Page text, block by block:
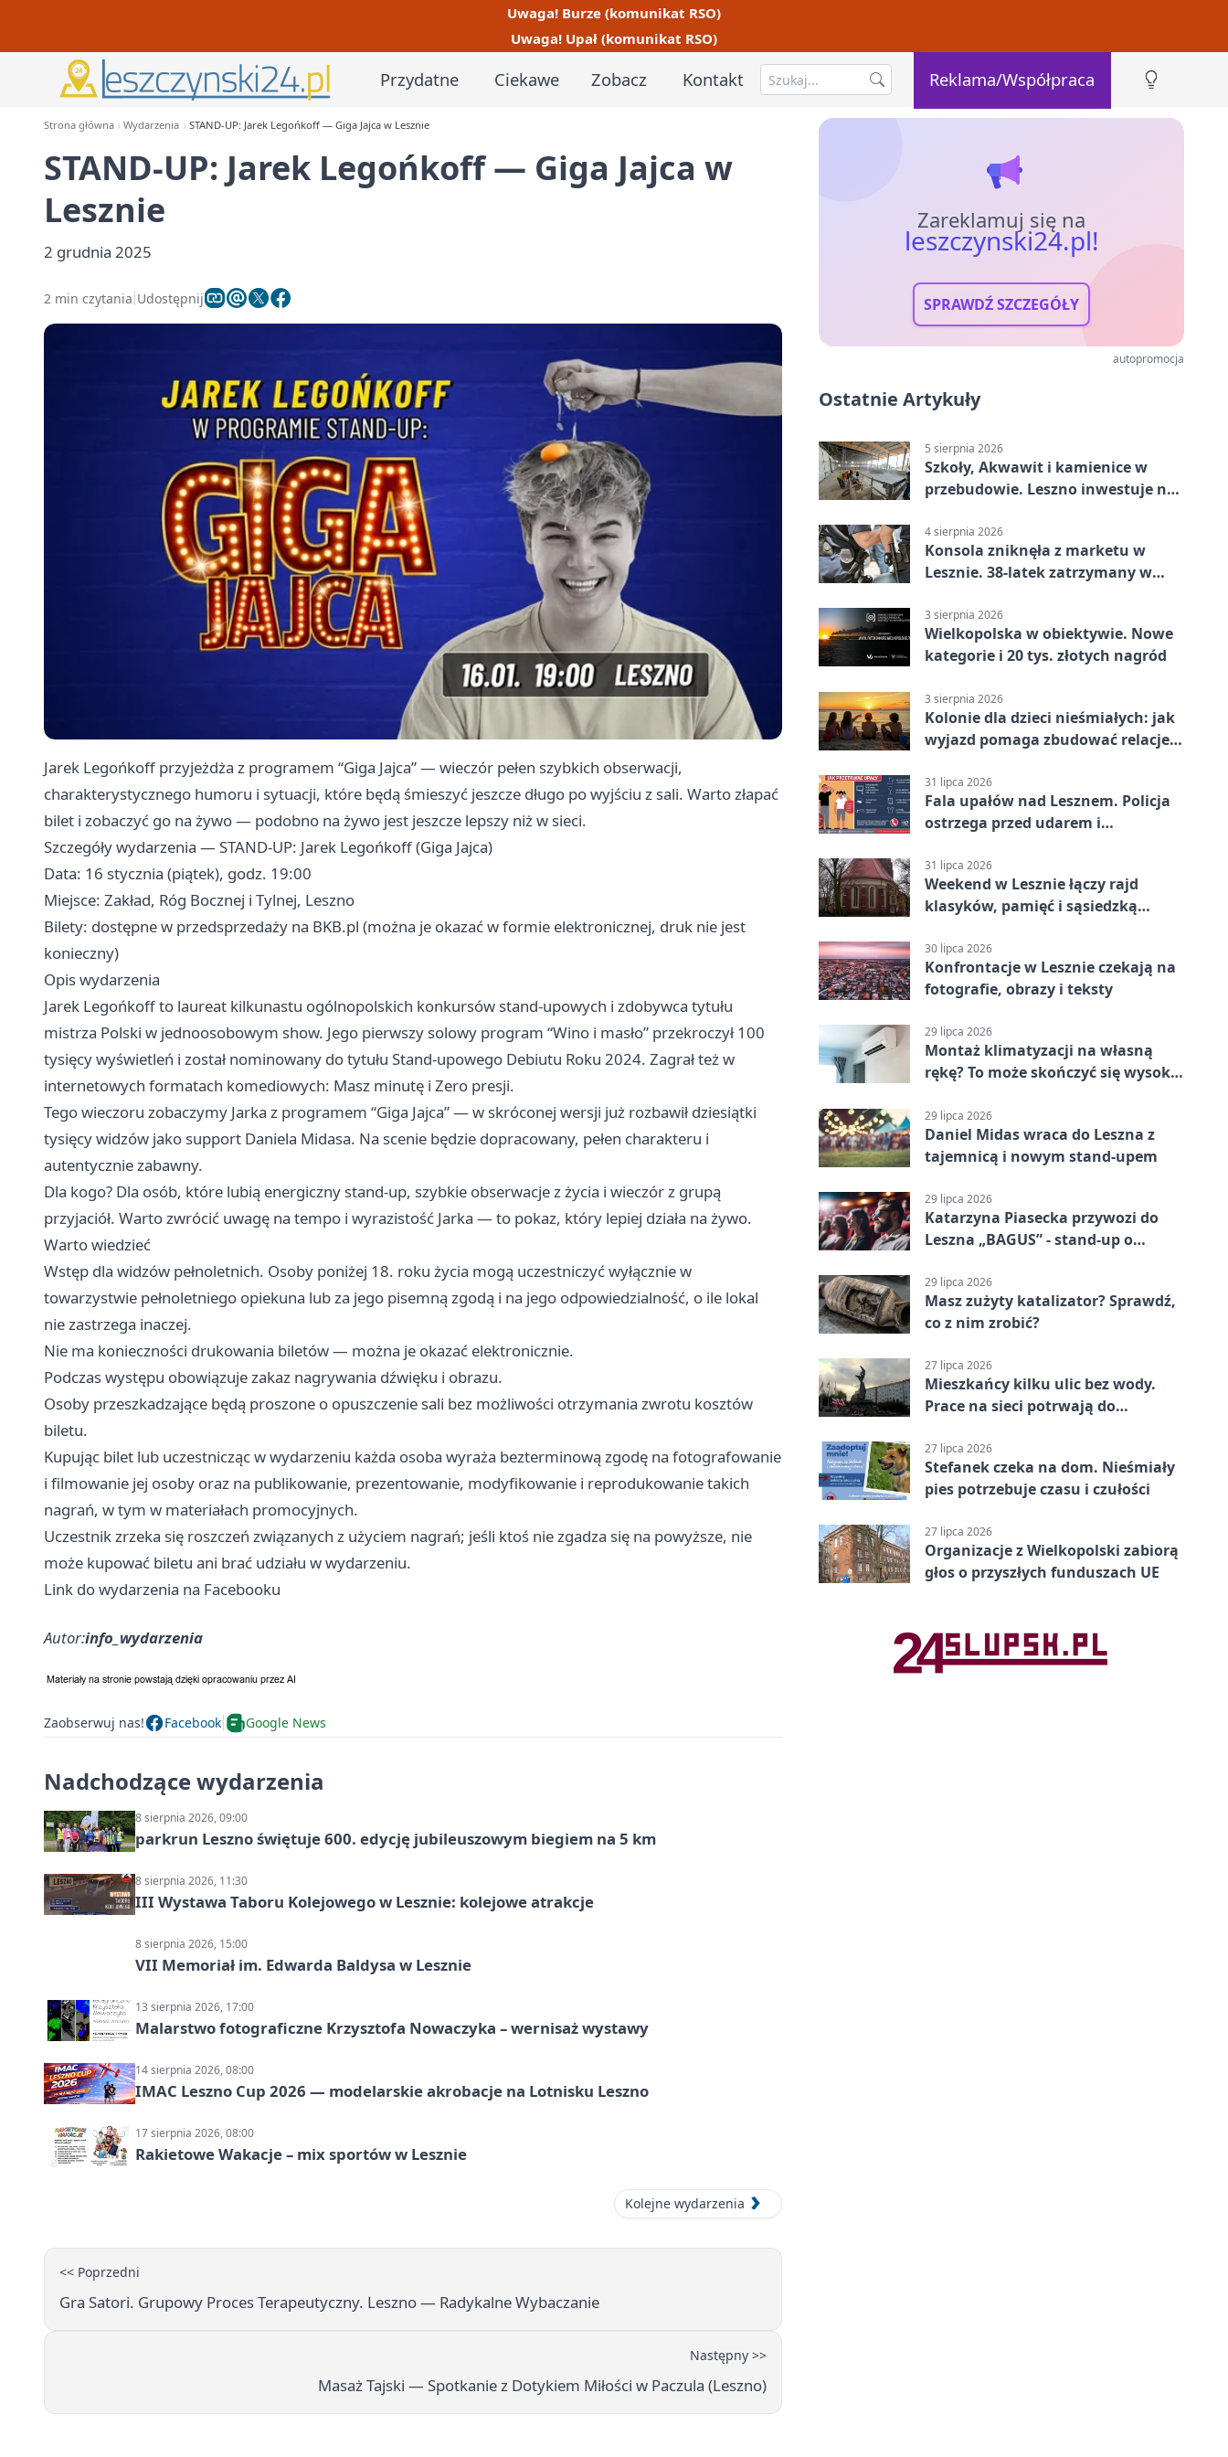
Uwaga! Burze (komunikat RSO)
Uwaga! Upał (komunikat RSO)
Przydatne Ciekawe Zobacz Kontakt Reklama/Współpraca
Strona główna Wydarzenia STAND-UP: Jarek Legońkoff — Giga Jajca w Lesznie
STAND-UP: Jarek Legońkoff — Giga Jajca w
Lesznie
2 grudnia 2025
2 min czytania Udostępnij
Jarek Legońkoff przyjeżdża z programem “Giga Jajca” — wieczór pełen szybkich obserwacji,
charakterystycznego humoru i sytuacji, które będą śmieszyć jeszcze długo po wyjściu z sali. Warto złapać
bilet i zobaczyć go na żywo — podobno na żywo jest jeszcze lepszy niż w sieci.
Szczegóły wydarzenia — STAND-UP: Jarek Legońkoff (Giga Jajca)
Data: 16 stycznia (piątek), godz. 19:00
Miejsce: Zakład, Róg Bocznej i Tylnej, Leszno
Bilety: dostępne w przedsprzedaży na BKB.pl (można je okazać w formie elektronicznej, druk nie jest
konieczny)
Opis wydarzenia
Jarek Legońkoff to laureat kilkunastu ogólnopolskich konkursów stand-upowych i zdobywca tytułu
mistrza Polski w jednoosobowym show. Jego pierwszy solowy program “Wino i masło” przekroczył 100
tysięcy wyświetleń i został nominowany do tytułu Stand-upowego Debiutu Roku 2024. Zagrał też w
internetowych formatach komediowych: Masz minutę i Zero presji.
Tego wieczoru zobaczymy Jarka z programem “Giga Jajca” — w skróconej wersji już rozbawił dziesiątki
tysięcy widzów jako support Daniela Midasa. Na scenie będzie dopracowany, pełen charakteru i
autentycznie zabawny.
Dla kogo? Dla osób, które lubią energiczny stand-up, szybkie obserwacje z życia i wieczór z grupą
przyjaciół. Warto zwrócić uwagę na tempo i wyrazistość Jarka — to pokaz, który lepiej działa na żywo.
Warto wiedzieć
Wstęp dla widzów pełnoletnich. Osoby poniżej 18. roku życia mogą uczestniczyć wyłącznie w
towarzystwie pełnoletniego opiekuna lub za jego pisemną zgodą i na jego odpowiedzialność, o ile lokal
nie zastrzega inaczej.
Nie ma konieczności drukowania biletów — można je okazać elektronicznie.
Podczas występu obowiązuje zakaz nagrywania dźwięku i obrazu.
Osoby przeszkadzające będą proszone o opuszczenie sali bez możliwości otrzymania zwrotu kosztów
biletu.
Kupując bilet lub uczestnicząc w wydarzeniu każda osoba wyraża bezterminową zgodę na fotografowanie
i filmowanie jej osoby oraz na publikowanie, prezentowanie, modyfikowanie i reprodukowanie takich
nagrań, w tym w materiałach promocyjnych.
Uczestnik zrzeka się roszczeń związanych z użyciem nagrań; jeśli ktoś nie zgadza się na powyższe, nie
może kupować biletu ani brać udziału w wydarzeniu.
Link do wydarzenia na Facebooku
Autor:info_wydarzenia
Zaobserwuj nas! Facebook Google News
Nadchodzące wydarzenia
8 sierpnia 2026, 09:00
parkrun Leszno świętuje 600. edycję jubileuszowym biegiem na 5 km
8 sierpnia 2026, 11:30
III Wystawa Taboru Kolejowego w Lesznie: kolejowe atrakcje
8 sierpnia 2026, 15:00
VII Memoriał im. Edwarda Baldysa w Lesznie
13 sierpnia 2026, 17:00
Malarstwo fotograficzne Krzysztofa Nowaczyka – wernisaż wystawy
14 sierpnia 2026, 08:00
IMAC Leszno Cup 2026 — modelarskie akrobacje na Lotnisku Leszno
17 sierpnia 2026, 08:00
Rakietowe Wakacje – mix sportów w Lesznie
Kolejne wydarzenia
<< Poprzedni
Gra Satori. Grupowy Proces Terapeutyczny. Leszno — Radykalne Wybaczanie
Następny >>
Masaż Tajski — Spotkanie z Dotykiem Miłości w Paczula (Leszno)
Zareklamuj się na
leszczynski24.pl!
SPRAWDŹ SZCZEGÓŁY
autopromocja
Ostatnie Artykuły
5 sierpnia 2026
Szkoły, Akwawit i kamienice w
przebudowie. Leszno inwestuje na
4 sierpnia 2026
Konsola zniknęła z marketu w
Lesznie. 38-latek zatrzymany w
3 sierpnia 2026
Wielkopolska w obiektywie. Nowe
kategorie i 20 tys. złotych nagród
3 sierpnia 2026
Kolonie dla dzieci nieśmiałych: jak
wyjazd pomaga zbudować relacje z
31 lipca 2026
Fala upałów nad Lesznem. Policja
ostrzega przed udarem i
31 lipca 2026
Weekend w Lesznie łączy rajd
klasyków, pamięć i sąsiedzką
30 lipca 2026
Konfrontacje w Lesznie czekają na
fotografie, obrazy i teksty
29 lipca 2026
Montaż klimatyzacji na własną
rękę? To może skończyć się wysoką
29 lipca 2026
Daniel Midas wraca do Leszna z
tajemnicą i nowym stand-upem
29 lipca 2026
Katarzyna Piasecka przywozi do
Leszna „BAGUS” - stand-up o
29 lipca 2026
Masz zużyty katalizator? Sprawdź,
co z nim zrobić?
27 lipca 2026
Mieszkańcy kilku ulic bez wody.
Prace na sieci potrwają do
27 lipca 2026
Stefanek czeka na dom. Nieśmiały
pies potrzebuje czasu i czułości
27 lipca 2026
Organizacje z Wielkopolski zabiorą
głos o przyszłych funduszach UE